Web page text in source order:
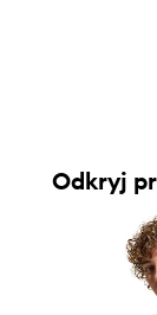
Odkryj